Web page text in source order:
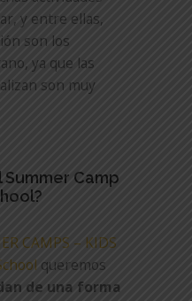
y entre ellas,
son los
ya que las
son muy
Camp
CAMPS – KIDS
queremos
de una forma